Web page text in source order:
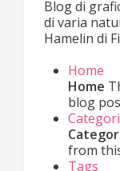
Blog di
di varia
Hamelin di
Home
Home
blog
from
Tags